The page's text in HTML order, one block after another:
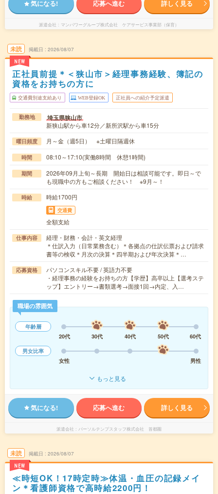
気になる! 応募へ進む 詳しく見る
派遣会社 マンパワーグループ株式会社 ケアサービス事業部（保育）
未読
NEW
掲載日 2026/08/07
正社員前提＊＜狭山市＞経理事務経験、簿記の
資格をお持ちの方に
交通費別途支給あり WEB登録OK 正社員への紹介予定派遣
勤務地 埼玉県狭山市
新狭山駅から車12分／新所沢駅から車15分
曜日頻度 月～金（週5日） ※土曜日隔週休
時間 08:10～17:10(実働8時間 休憩1時間)
期間
2026年09月上旬～長期 開始日は相談可能です。即日～で
も現職中の方もご相談ください！ ※9月～！
時給 時給1700円
交通費
全額支給
仕事内容
経理・財務・会計・英文経理
＊仕訳入力（日常業務含む）＊各拠点の仕訳伝票および請求
書等の検収＊月次の決算＊四半期および年次決算＊…
応募資格
パソコンスキル不要 / 英語力不要
・経理事務の経験をお持ちの方【学歴】高卒以上【選考ステ
ップ】エントリー→書類選考→面接1回→内定、入…
職場の雰囲気
年齢層
20代
30代 40代 50代
60代
男女比率
女性
男性
もっと見る
気になる! 応募へ進む 詳しく見る
派遣会社 パーソルテンプスタッフ株式会社 首都圏
未読
NEW
掲載日 2026/08/07
≪時短OK！17時定時≫体温・血圧の記録メイ
ン＊看護師資格で高時給2200円！